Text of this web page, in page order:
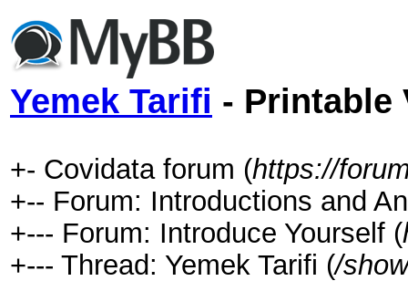
Yemek Tarifi - Printable
+- Covidata forum (https://
+-- Forum: Introductions and
+--- Forum: Introduce Yourself (
+--- Thread: Yemek Tarifi (/